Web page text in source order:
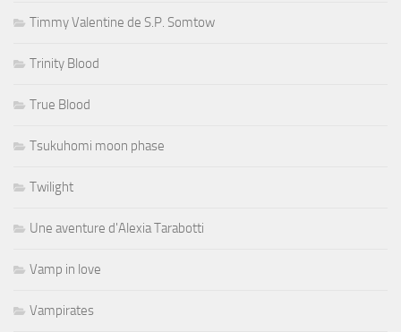
Timmy Valentine de S.P. Somtow
Trinity Blood
True Blood
Tsukuhomi moon phase
Twilight
Une aventure d'Alexia Tarabotti
Vamp in love
Vampirates